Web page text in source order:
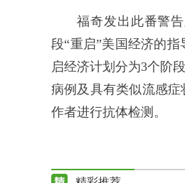
福奇发出此番警
段“重启”美国经济的
启经济计划分为3个阶
病例及具有类似流感
作者进行抗体检测。